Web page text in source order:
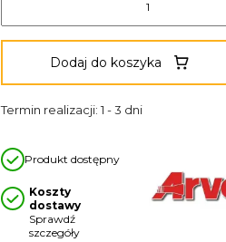
Dodaj do koszyka
Termin realizacji: 1 - 3 dni
Produkt dostępny
Koszty
dostawy
Sprawdź
szczegóły